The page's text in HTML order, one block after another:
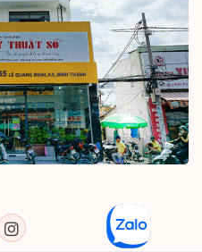
inkythuatso.com trên các mạng xã